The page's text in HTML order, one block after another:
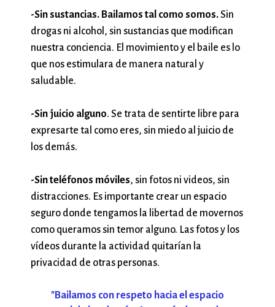
-Sin sustancias. Bailamos tal como somos.Sin
drogas ni alcohol, sin sustancias que modifican
nuestra conciencia. El movimiento y el baile es lo
que nos estimulara de manera natural y
saludable.
-Sin juicio alguno. Se trata de sentirte libre para
expresarte tal como eres, sin miedo al juicio de
los demás.
-Sin teléfonos móviles, sin fotos ni videos, sin
distracciones. Es importante crear un espacio
seguro donde tengamos la libertad de movernos
como queramos sin temor alguno. Las fotos y los
vídeos durante la actividad quitarían la
privacidad de otras personas.
"Bailamos con respeto hacia el espacio